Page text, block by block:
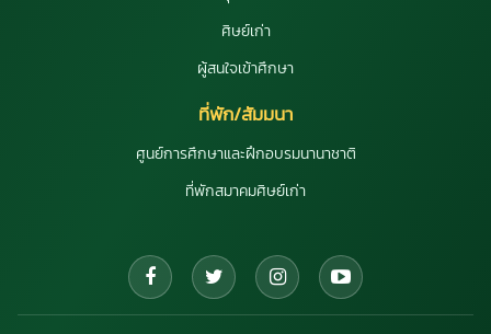
ศิษย์เก่า
ผู้สนใจเข้าศึกษา
ที่พัก/สัมมนา
ศูนย์การศึกษาและฝึกอบรมนานาชาติ
ที่พักสมาคมศิษย์เก่า